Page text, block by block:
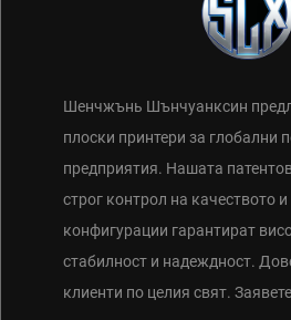
Шенчжънь Шънчуанксин
плоски принтери за глобални
предприятия. Нашата
строг контрол на качеството
конфигурации гарантират
стабилност и надеждност.
клиенти по целия свят.